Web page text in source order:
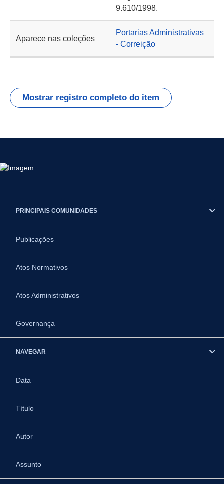
9.610/1998.
Aparece nas coleções
Portarias Administrativas
- Correição
Mostrar registro completo do item
PRINCIPAIS COMUNIDADES
Publicações
Atos Normativos
Atos Administrativos
Governança
NAVEGAR
Data
Título
Autor
Assunto